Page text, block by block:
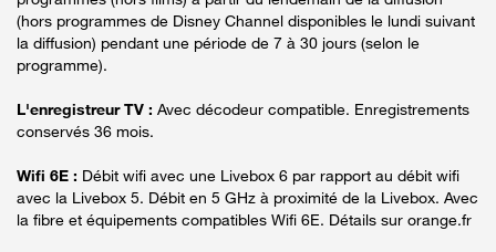
(hors programmes de Disney Channel disponibles le lundi suivant
la diffusion) pendant une période de 7 à 30 jours (selon le
programme).
L'enregistreur TV : Avec décodeur compatible. Enregistrements
conservés 36 mois.
Wifi 6E : Débit wifi avec une Livebox 6 par rapport au débit wifi
avec la Livebox 5. Débit en 5 GHz à proximité de la Livebox. Avec
la fibre et équipements compatibles Wifi 6E. Détails sur orange.fr